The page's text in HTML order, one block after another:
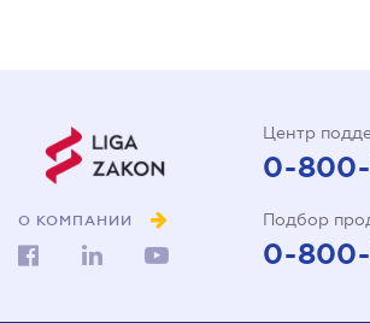
О КОМПАНИИ
Центр
0-800-
Подбор
0-800-